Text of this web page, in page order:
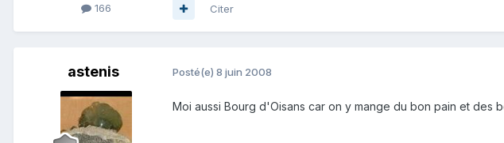
166 Citer
astenis Posté(e) 8 juin 2008
Moi aussi Bourg d'Oisans car on y mange du bon pain et des